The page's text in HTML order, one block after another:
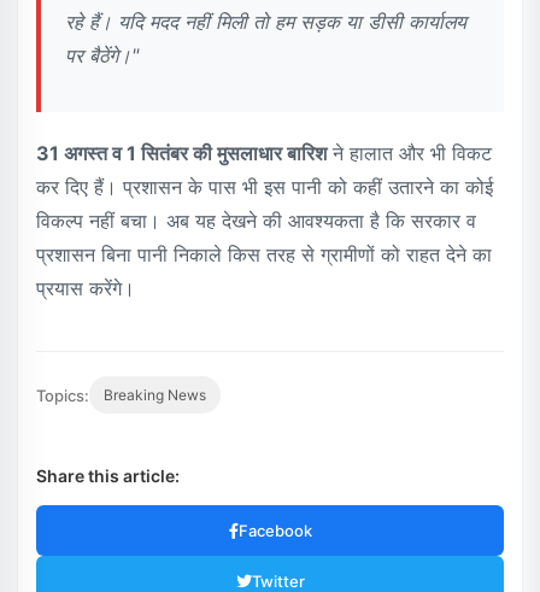
रहे हैं। यदि मदद नहीं मिली तो हम सड़क या डीसी कार्यालय
पर बैठेंगे।"
31 अगस्त व 1 सितंबर की मुसलाधार बारिशने हालात और भी विकट
कर दिए हैं। प्रशासन के पास भी इस पानी को कहीं उतारने का कोई
विकल्प नहीं बचा। अब यह देखने की आवश्यकता है कि सरकार व
प्रशासन बिना पानी निकाले किस तरह से ग्रामीणों को राहत देने का
प्रयास करेंगे।
Topics: Breaking News
Share this article:
Facebook
Twitter